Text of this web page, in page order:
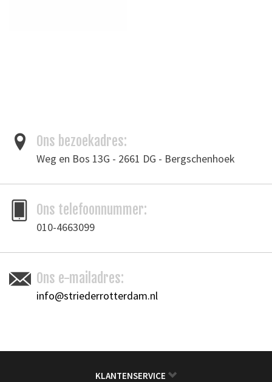
Ons bezoekadres:
Weg en Bos 13G - 2661 DG - Bergschenhoek
Ons telefoonnummer:
010-4663099
Ons e-mailadres:
info@striederrotterdam.nl
KLANTENSERVICE